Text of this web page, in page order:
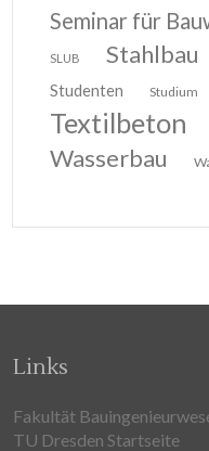
Seminar für
SLUB Stahlbau
Studenten Studium
Textilbeton
Wasserbau
Links
Fakultät
TU Dresden Startseite